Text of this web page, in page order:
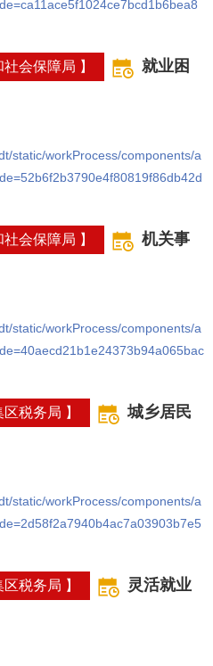
会保障局 】
就业困
static/workProcess/components/a
会保障局 】
机关事
static/workProcess/components/a
税务局 】
城乡居民
static/workProcess/components/a
税务局 】
灵活就业